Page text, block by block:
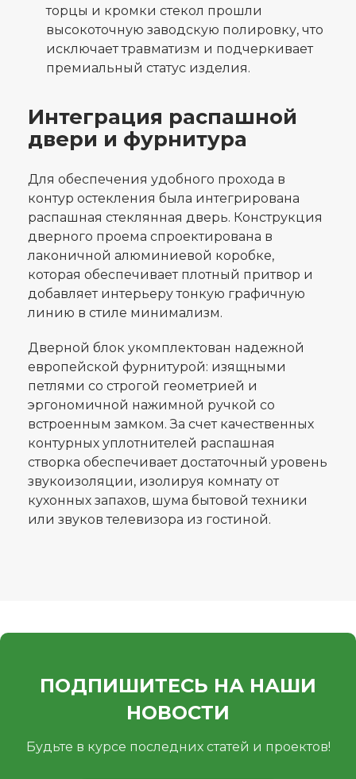
торцы и кромки стекол прошли
высокоточную заводскую полировку, что
исключает травматизм и подчеркивает
премиальный статус изделия.
Интеграция распашной
двери и фурнитура
Для обеспечения удобного прохода в
контур остекления была интегрирована
распашная стеклянная дверь. Конструкция
дверного проема спроектирована в
лаконичной алюминиевой коробке,
которая обеспечивает плотный притвор и
добавляет интерьеру тонкую графичную
линию в стиле минимализм.
Дверной блок укомплектован надежной
европейской фурнитурой: изящными
петлями со строгой геометрией и
эргономичной нажимной ручкой со
встроенным замком. За счет качественных
контурных уплотнителей распашная
створка обеспечивает достаточный уровень
звукоизоляции, изолируя комнату от
кухонных запахов, шума бытовой техники
или звуков телевизора из гостиной.
ПОДПИШИТЕСЬ НА НАШИ
НОВОСТИ
Будьте в курсе последних статей и проектов!